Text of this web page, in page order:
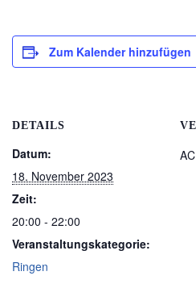
Zum Kalender hinzufügen
DETAILS
Datum:
18. November 2023
Zeit:
20:00 - 22:00
Veranstaltungskategorie:
Ringen